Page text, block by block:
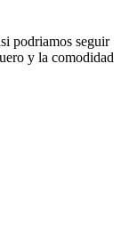
podriamos seguir
y la comodidad